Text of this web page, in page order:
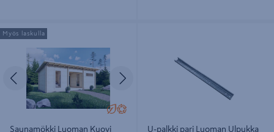
Saunamökki Luoman Kuovi 20m²
seinävahvuus 70mm
Edellinen
Saunamökki Luoman Kuovi
Myös laskulla
U-palkki pari Luoman Ulpukka